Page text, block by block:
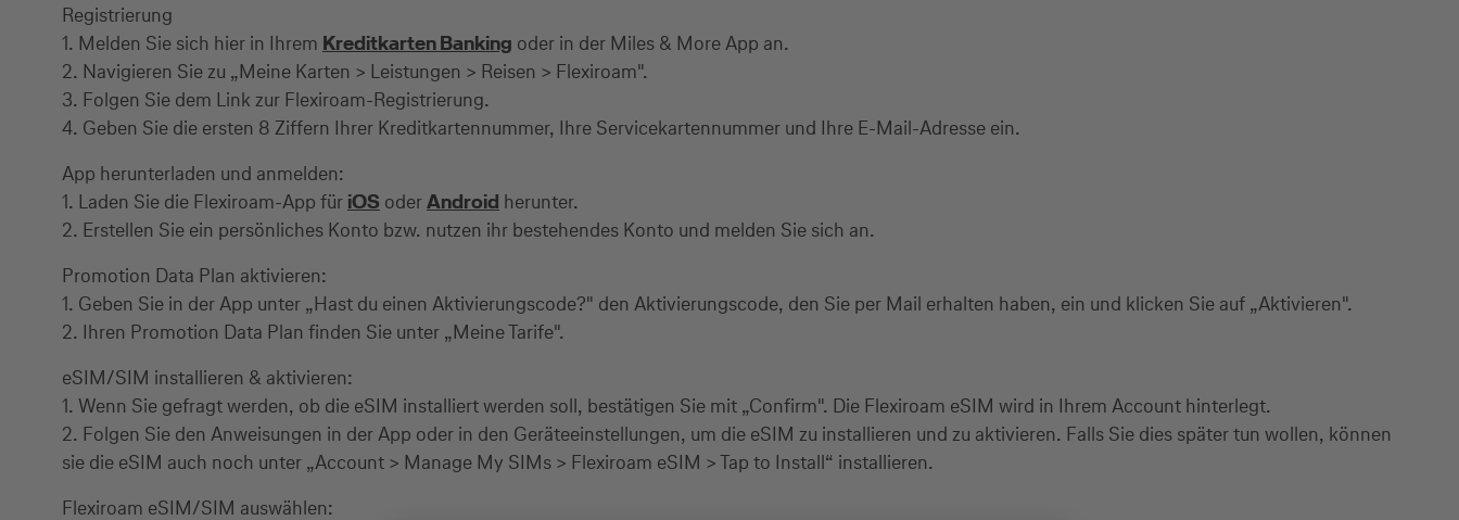
Registrierung
1. Melden Sie sich hier in Ihrem Kreditkarten Banking oder in der Miles & More App an.
2. Navigieren Sie zu „Meine Karten > Leistungen > Reisen > Flexiroam".
3. Folgen Sie dem Link zur Flexiroam-Registrierung.
4. Geben Sie die ersten 8 Ziffern Ihrer Kreditkartennummer, Ihre Servicekartennummer und Ihre E-Mail-Adresse ein.
App herunterladen und anmelden:
1. Laden Sie die Flexiroam-App für iOS oderAndroid herunter.
2. Erstellen Sie ein persönliches Konto bzw. nutzen ihr bestehendes Konto und melden Sie sich an.
Promotion Data Plan aktivieren:
1. Geben Sie in der App unter „Hast du einen Aktivierungscode?" den Aktivierungscode, den Sie per Mail erhalten haben, ein und klicken Sie auf „Aktivieren".
2. Ihren Promotion Data Plan finden Sie unter „Meine Tarife".
eSIM/SIM installieren & aktivieren:
1. Wenn Sie gefragt werden, ob die eSIM installiert werden soll, bestätigen Sie mit „Confirm". Die Flexiroam eSIM wird in Ihrem Account hinterlegt.
2. Folgen Sie den Anweisungen in der App oder in den Geräteeinstellungen, um die eSIM zu installieren und zu aktivieren. Falls Sie dies später tun wollen, können
sie die eSIM auch noch unter „Account > Manage My SIMs > Flexiroam eSIM > Tap to Install“ installieren.
Flexiroam eSIM/SIM auswählen: